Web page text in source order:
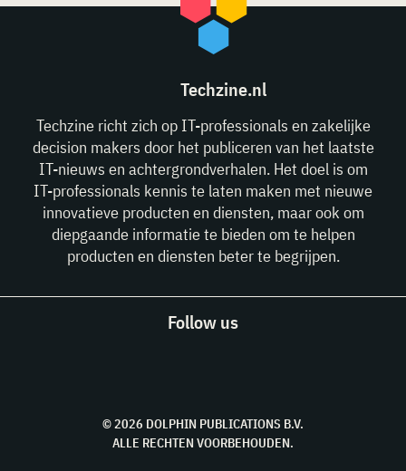
Techzine.nl
Techzine richt zich op IT-professionals en zakelijke
decision makers door het publiceren van het laatste
IT-nieuws en achtergrondverhalen. Het doel is om
IT-professionals kennis te laten maken met nieuwe
innovatieve producten en diensten, maar ook om
diepgaande informatie te bieden om te helpen
producten en diensten beter te begrijpen.
Follow us
© 2026 DOLPHIN PUBLICATIONS B.V.
ALLE RECHTEN VOORBEHOUDEN.